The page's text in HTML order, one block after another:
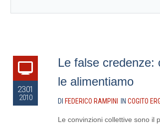
23.01
2010
Le false credenze:
le alimentiamo
DI FEDERICO RAMPINI IN COGITO
Le convinzioni collettive sono il